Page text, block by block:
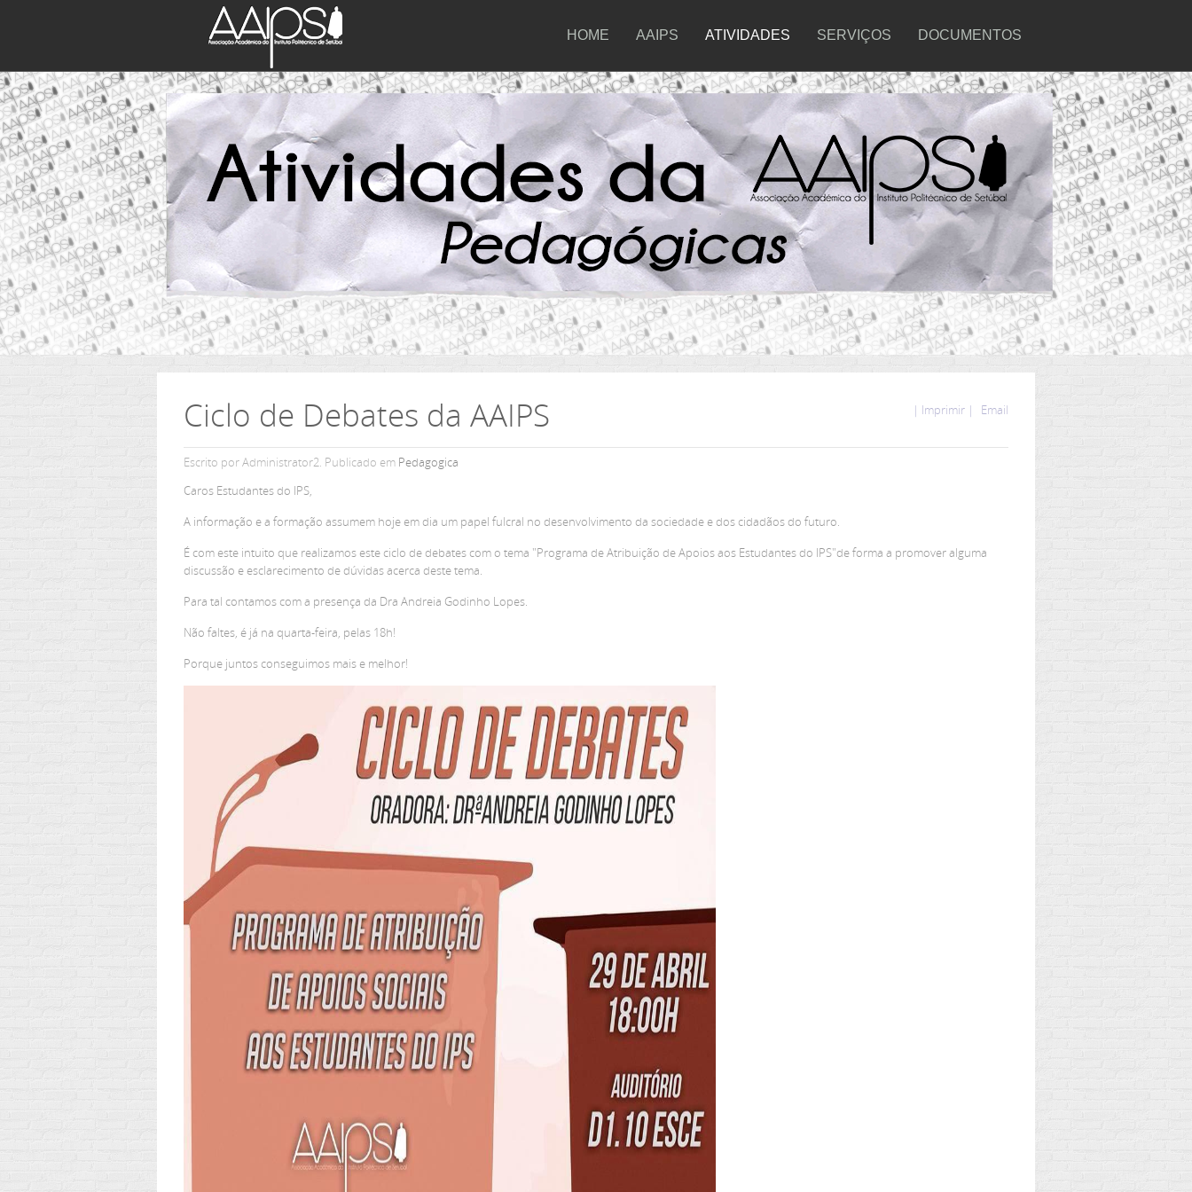
HOME AAIPS ATIVIDADES SERVIÇOS DOCUMENTOS
Email
| Imprimir |
Ciclo de Debates da AAIPS
Escrito por Administrator2. Publicado em Pedagogica
Caros Estudantes do IPS,
A informação e a formação assumem hoje em dia um papel fulcral no desenvolvimento da sociedade e dos cidadãos do futuro.
É com este intuito que realizamos este ciclo de debates com o tema "Programa de Atribuição de Apoios aos Estudantes do IPS"de forma a promover alguma
discussão e esclarecimento de dúvidas acerca deste tema.
Para tal contamos com a presença da Dra Andreia Godinho Lopes.
Não faltes, é já na quarta-feira, pelas 18h!
Porque juntos conseguimos mais e melhor!